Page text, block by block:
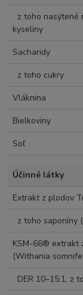
z toho nasýtené
kyseliny
Sacharidy
z toho cukry
Vláknina
Bielkoviny
Soľ
Účinné látky
Extrakt z plodov
z toho saponíny
KSM-66® extrakt
(Withania
DER 10–15:1, z